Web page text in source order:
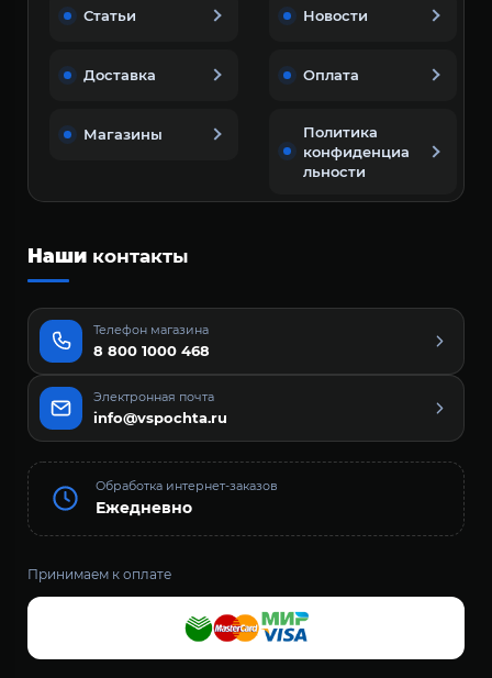
Статьи Новости
Доставка Оплата
Магазины
Политика
конфиденциа
льности
Наши контакты
Телефон магазина
8 800 1000 468
Электронная почта
info@vspochta.ru
Обработка интернет-заказов
Ежедневно
Принимаем к оплате